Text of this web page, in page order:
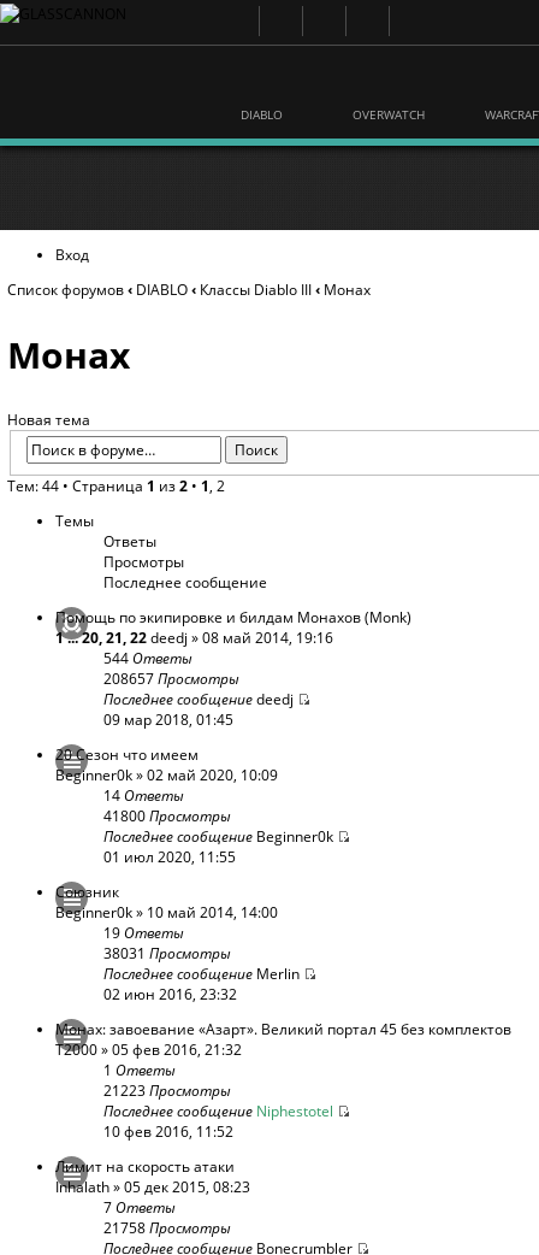
DIABLO OVERWATCH
Вход
Список форумов‹ DIABLO‹ Классы Diablo III‹ Монах
Монах
Новая тема
Тем: 44 • Страница 1 из2 • 1, 2
Темы
Ответы
Просмотры
Последнее сообщение
Помощь по экипировке и билдам Монахов (Monk)
1...20,21,22deedj » 08 май 2014, 19:16
544Ответы
208657Просмотры
Последнее сообщениеdeedj
09 мар 2018, 01:45
20 Cезон что имеем
Beginner0k» 02 май 2020, 10:09
14Ответы
41800Просмотры
Последнее сообщение Beginner0k
01 июл 2020, 11:55
Союзник
Beginner0k» 10 май 2014, 14:00
19Ответы
38031 Просмотры
Последнее сообщение Merlin
02 июн 2016, 23:32
Монах: завоевание «Азарт». Великий портал 45 без комплектов
T2000» 05 фев 2016, 21:32
1 Ответы
21223Просмотры
Последнее сообщение Niphestotel
10 фев 2016, 11:52
Лимит на скорость атаки
Inhalath» 05 дек 2015, 08:23
7Ответы
21758Просмотры
Последнее сообщение Bonecrumbler